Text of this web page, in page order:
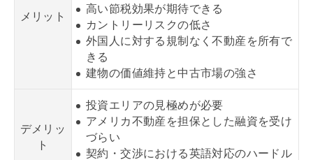
メリット
高い節税効果が期待できる
カントリーリスクの低さ
外国人に対する規制なく不動産を所有で
きる
建物の価値維持と中古市場の強さ
デメリッ
ト
投資エリアの見極めが必要
アメリカ不動産を担保とした融資を受け
づらい
契約・交渉における英語対応のハードル